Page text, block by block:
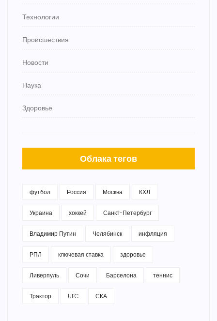
Технологии
Происшествия
Новости
Наука
Здоровье
Облака тегов
футбол Россия Москва КХЛ
Украина хоккей Санкт-Петербург
Владимир Путин Челябинск инфляция
РПЛ ключевая ставка здоровье
Ливерпуль Сочи Барселона теннис
Трактор UFC СКА